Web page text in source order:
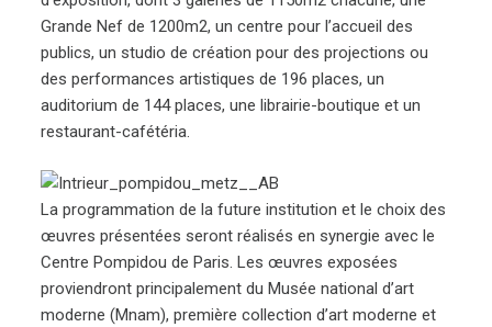
Grande Nef de 1200m2, un centre pour l’accueil des
publics, un studio de création pour des projections ou
des performances artistiques de 196 places, un
auditorium de 144 places, une librairie-boutique et un
restaurant-cafétéria.
La programmation de la future institution et le choix des
œuvres présentées seront réalisés en synergie avec le
Centre Pompidou de Paris. Les œuvres exposées
proviendront principalement du Musée national d’art
moderne (Mnam), première collection d’art moderne et